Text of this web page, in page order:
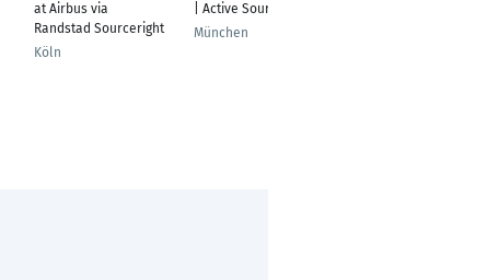
at Airbus via
Randstad Sourceright
Köln
| Active Sourcer
München